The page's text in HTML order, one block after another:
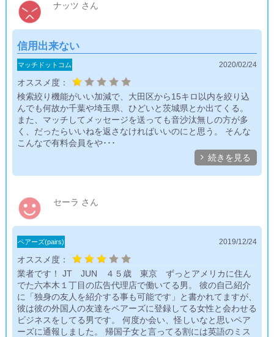
ナッツ さん
信用出来ない
マッチドットコム
オススメ度：
2020/02/24
検索絞り機能がいい加減で、大田区から15キロ以内を絞り込
んでも何故か千葉や埼玉県、ひどいと茨城県とか出てくる。
また、マッチしてメッセージを送っても音沙汰無しの方が多
く、だったらいいねを返さなければいいのにと思う。 そんな
こんなで有料会員をや･･･
続きを見る
セーラ さん
ペアーズ(pairs)
オススメ度：
2019/12/24
業者です！ JT JUN ４５歳 東京 ずっとアメリカに住ん
でた六本木１丁目の広告代理店で働いてる男。 彼の自己紹介
に「独身の友人を紹介する事も可能です」と書かれてますが、
彼は彼の外国人の友達をペアーズに登録してる女性と会わせる
ビジネスをしてる男です。 何度か会い、怪しいなと思いペア
ーズに通報しました。 帰国子女と言ってる割には英語のミス